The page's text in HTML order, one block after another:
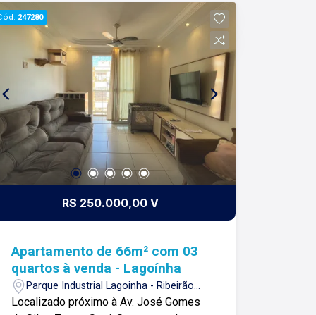
construindo relacionamentos e
confiança com nossos clientes e
proprietários!
247280
R$ 250.000,00 V
Apartamento de 66m² com 03
quartos à venda - Lagoínha
Parque Industrial Lagoinha - Ribeirão
Preto/SP
Localizado próximo à Av. José Gomes